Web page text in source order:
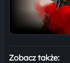
Zobacz także: